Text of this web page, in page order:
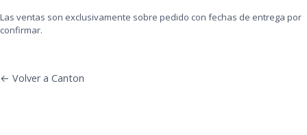
Las ventas son exclusivamente sobre pedido con fechas de entrega por
confirmar.
← Volver a Canton